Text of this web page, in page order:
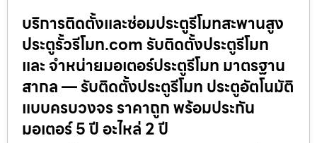
บริการติดตั้งและซ่อมประตูรีโมทสะพานสูง
ประตูรั้วรีโมท.com รับติดตั้งประตูรีโมท
และ จำหน่ายมอเตอร์ประตูรีโมท มาตรฐาน
สากล — รับติดตั้งประตูรีโมท ประตูอัตโนมัติ
แบบครบวงจร ราคาถูก พร้อมประกัน
มอเตอร์ 5 ปี อะไหล่ 2 ปี